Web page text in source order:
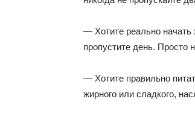
— Хотите реально начать
пропустите день. Просто
— Хотите правильно
жирного или сладкого,